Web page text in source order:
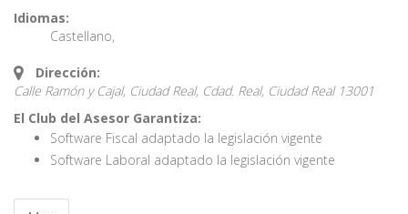
Idiomas:
Castellano,
Dirección:
Calle Ramón y Cajal, Ciudad Real, Cdad. Real, Ciudad Real 13001
El Club del Asesor Garantiza:
Software Fiscal adaptado la legislación vigente
Software Laboral adaptado la legislación vigente